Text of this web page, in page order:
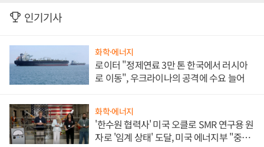
인기기사
화학·에너지
로이터 "정제연료 3만 톤 한국에서 러시아
로 이동", 우크라이나의 공격에 수요 늘어
화학·에너지
'한수원 협력사' 미국 오클로 SMR 연구용 원
자로 '임계 상태' 도달, 미국 에너지부 "중요